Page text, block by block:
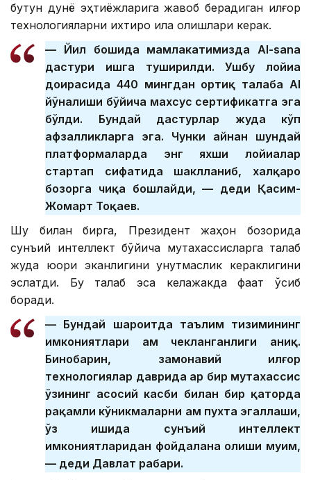
бутун дунё эҳтиёжларига жавоб берадиган илғор
технологияларни ихтиро қила олишлари керак.
— Йил бошида мамлакатимизда AI-sana
дастури ишга туширилди. Ушбу лойиҳа
доирасида 440 мингдан ортиқ талаба АI
йўналиши бўйича махсус сертификатга эга
бўлди. Бундай дастурлар жуда кўп
афзалликларга эга. Чунки айнан шундай
платформаларда энг яхши лойиҳалар
стартап сифатида шаклланиб, халқаро
бозорга чиқа бошлайди, — деди Қасим-
Жомарт Тоқаев.
Шу билан бирга, Президент жаҳон бозорида
сунъий интеллект бўйича мутахассисларга талаб
жуда юқори эканлигини унутмаслик кераклигини
эслатди. Бу талаб эса келажакда фақат ўсиб
боради.
— Бундай шароитда таълим тизимининг
имкониятлари ҳам чекланганлиги аниқ.
Бинобарин, замонавий илғор
технологиялар даврида ҳар бир мутахассис
ўзининг асосий касби билан бир қаторда
рақамли кўникмаларни ҳам пухта эгаллаши,
ўз ишида сунъий интеллект
имкониятларидан фойдалана олиши муҳим,
— деди Давлат раҳбари.